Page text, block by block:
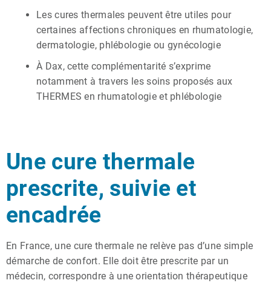
Les cures thermales peuvent être utiles pour
certaines affections chroniques en rhumatologie,
dermatologie, phlébologie ou gynécologie
À Dax, cette complémentarité s’exprime
notamment à travers les soins proposés aux
THERMES en rhumatologie et phlébologie
Une cure thermale
prescrite, suivie et
encadrée
En France, une cure thermale ne relève pas d’une simple
démarche de confort. Elle doit être prescrite par un
médecin, correspondre à une orientation thérapeutique